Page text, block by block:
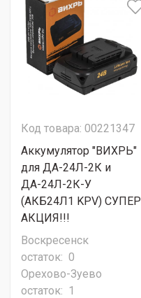
Код товара: 00221347
Аккумулятор "ВИХРЬ"
для ДА-24Л-2К и
ДА-24Л-2К-У
(АКБ24Л1 KPV) СУПЕР
АКЦИЯ!!!
Воскресенск
остаток: 0
Орехово-Зуево
остаток: 1